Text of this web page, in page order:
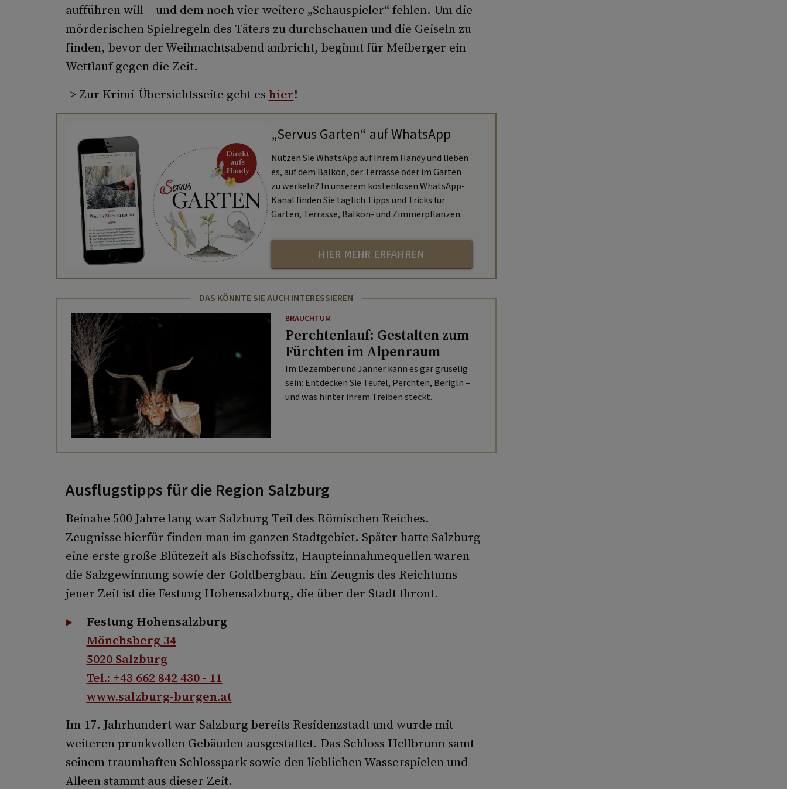
aufführen will – und dem noch vier weitere „Schauspieler“ fehlen. Um die
mörderischen Spielregeln des Täters zu durchschauen und die Geiseln zu
finden, bevor der Weihnachtsabend anbricht, beginnt für Meiberger ein
Wettlauf gegen die Zeit.
-> Zur Krimi-Übersichtsseite geht es hier!
„Servus Garten“ auf WhatsApp
Nutzen Sie WhatsApp auf Ihrem Handy und lieben
es, auf dem Balkon, der Terrasse oder im Garten
zu werkeln? In unserem kostenlosen WhatsApp-
Kanal finden Sie täglich Tipps und Tricks für
Garten, Terrasse, Balkon- und Zimmerpflanzen.
HIER MEHR ERFAHREN
DAS KÖNNTE SIE AUCH INTERESSIEREN
BRAUCHTUM
Perchtenlauf: Gestalten zum
Fürchten im Alpenraum
Im Dezember und Jänner kann es gar gruselig
sein: Entdecken Sie Teufel, Perchten, Berigln –
und was hinter ihrem Treiben steckt.
Ausflugstipps für die Region Salzburg
Beinahe 500 Jahre lang war Salzburg Teil des Römischen Reiches.
Zeugnisse hierfür finden man im ganzen Stadtgebiet. Später hatte Salzburg
eine erste große Blütezeit als Bischofssitz, Haupteinnahmequellen waren
die Salzgewinnung sowie der Goldbergbau. Ein Zeugnis des Reichtums
jener Zeit ist die Festung Hohensalzburg, die über der Stadt thront.
Festung Hohensalzburg
Mönchsberg 34
5020 Salzburg
Tel.: +43 662 842 430 - 11
www.salzburg-burgen.at
Im 17. Jahrhundert war Salzburg bereits Residenzstadt und wurde mit
weiteren prunkvollen Gebäuden ausgestattet. Das Schloss Hellbrunn samt
seinem traumhaften Schlosspark sowie den lieblichen Wasserspielen und
Alleen stammt aus dieser Zeit.